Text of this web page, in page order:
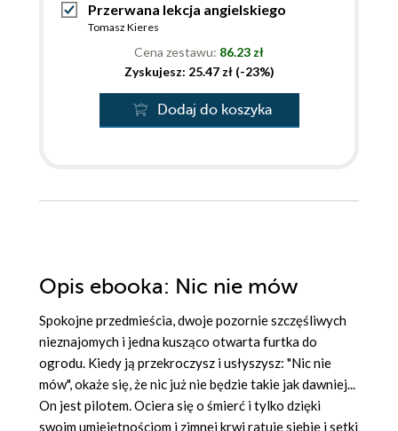
Przerwana lekcja angielskiego
Tomasz Kieres
Cena zestawu: 86.23 zł
Zyskujesz: 25.47 zł (-23%)
Dodaj do koszyka
Opis ebooka: Nic nie mów
Spokojne przedmieścia, dwoje pozornie szczęśliwych
nieznajomych i jedna kusząco otwarta furtka do
ogrodu. Kiedy ją przekroczysz i usłyszysz: "Nic nie
mów", okaże się, że nic już nie będzie takie jak dawniej...
On jest pilotem. Ociera się o śmierć i tylko dzięki
swoim umiejętnościom i zimnej krwi ratuje siebie i setki